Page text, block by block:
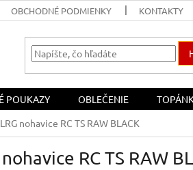
OBCHODNÉ PODMIENKY KONTAKTY
POUKAZY OBLEČENIE
LRG nohavice RC TS RAW BLACK
nohavice RC TS RAW